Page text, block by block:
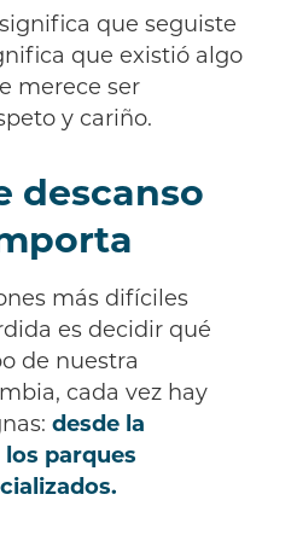
que seguiste
que existió algo
merece ser
y cariño.
descanso
más difíciles
es decidir qué
de nuestra
cada vez hay
desde la
parques